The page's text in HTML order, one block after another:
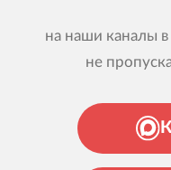
на наши каналы
не